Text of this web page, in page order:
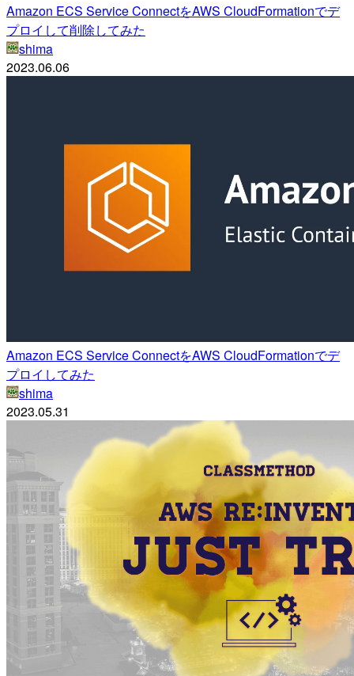
Amazon ECS Service ConnectをAWS CloudFormationでデ
プロイして削除してみた
shima
2023.06.06
Amazon ECS Service ConnectをAWS CloudFormationでデ
プロイしてみた
shima
2023.05.31